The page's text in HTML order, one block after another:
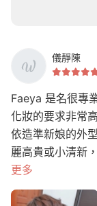
儀靜陳
Faeya 是名很專
化妝的要求非常
依造準新娘的外
麗高貴或小清新
更多